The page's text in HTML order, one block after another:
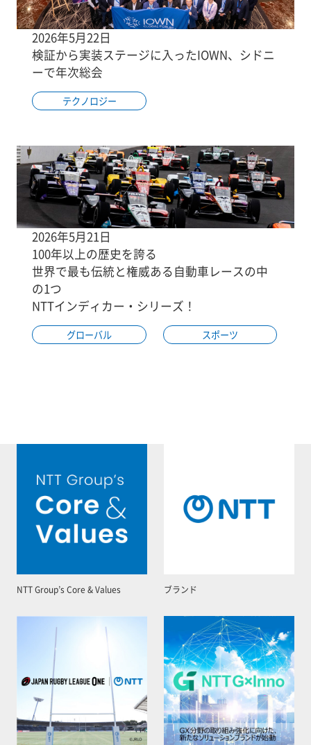
2026年5月22日
検証から実装ステージに入ったIOWN、シドニ
ーで年次総会
テクノロジー
2026年5月21日
100年以上の歴史を誇る
世界で最も伝統と権威ある自動車レースの中
の1つ
NTTインディカー・シリーズ！
グローバル スポーツ
NTT Group’s Core & Values ブランド